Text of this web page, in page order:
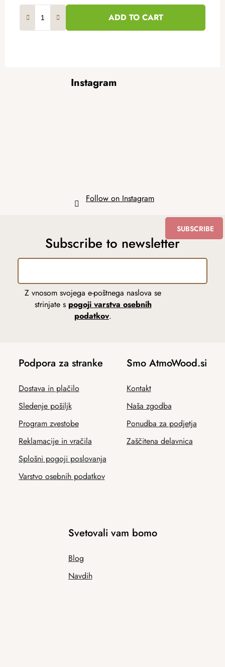
ADD TO CART
Instagram
Follow on Instagram
Subscribe to newsletter
Z vnosom svojega e-poštnega naslova se
strinjate s pogoji varstva osebnih
podatkov.
SUBSCRIBE
Podpora za stranke
Dostava in plačilo
Sledenje pošiljk
Program zvestobe
Reklamacije in vračila
Splošni pogoji poslovanja
Varstvo osebnih podatkov
Smo AtmoWood.si
Kontakt
Naša zgodba
Ponudba za podjetja
Zaščitena delavnica
Svetovali vam bomo
Blog
Navdih